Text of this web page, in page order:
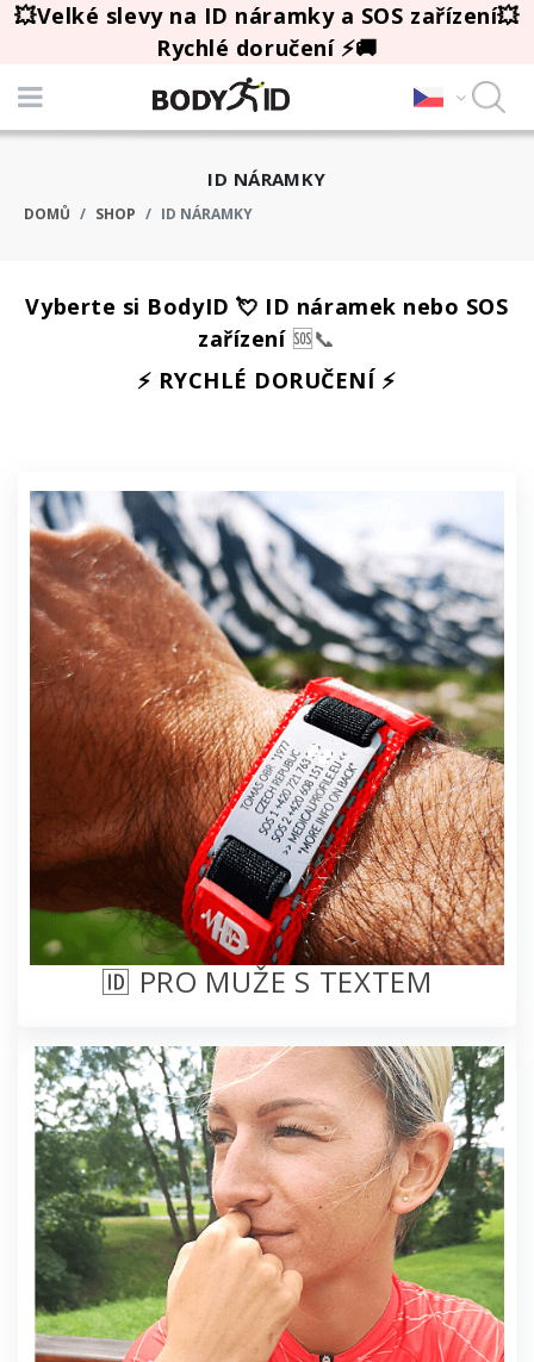
💥Velké slevy na ID náramky a SOS zařízení💥
Rychlé doručení ⚡🚚
ID NÁRAMKY
DOMŮ SHOP ID NÁRAMKY
Vyberte si BodyID 💘 ID náramek nebo SOS
zařízení 🆘📞
⚡️ RYCHLÉ DORUČENÍ ⚡️
🆔 PRO MUŽE S TEXTEM